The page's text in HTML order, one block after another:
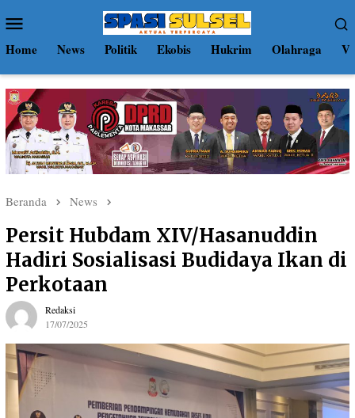
ke
kontenMobile
Home News Politik Ekobis Hukrim Olahraga
Beranda News
Persit Hubdam XIV/Hasanuddin
Hadiri Sosialisasi Budidaya Ikan di
Perkotaan
Redaksi
17/07/2025